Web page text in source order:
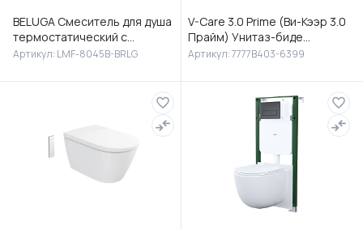
BELUGA Смеситель для душа
термостатический с
верхней лейкой 30 см
8045B-BRLG
Артикул: LMF-8045B-BRLG
V-Care 3.0 Prime (Ви-Кээр 3.0
Прайм) Унитаз-биде
подвесной, 7777B403-6399
Артикул: 7777B403-6399